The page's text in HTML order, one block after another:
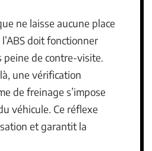
ne laisse aucune place
doit fonctionner
peine de contre-visite.
une vérification
de freinage s’impose
véhicule. Ce réflexe
et garantit la